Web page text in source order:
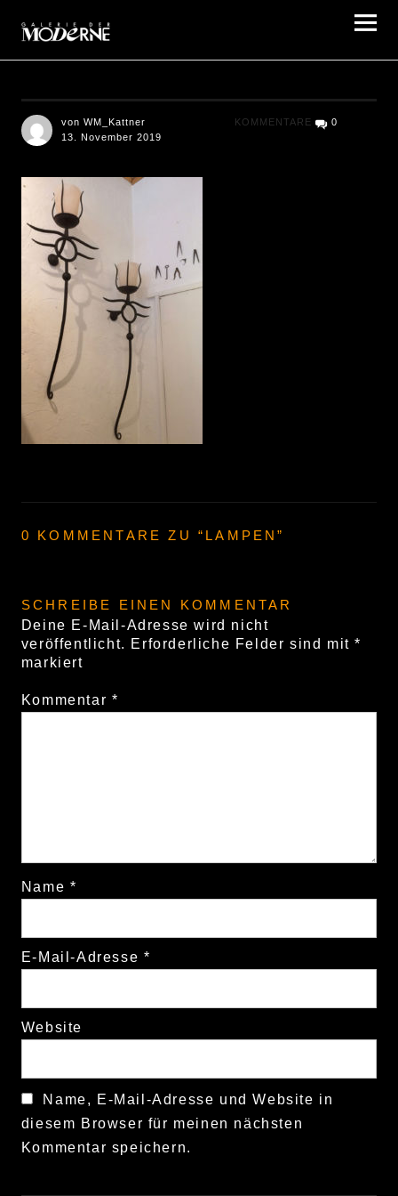
von WM_Kattner
13. November 2019
KOMMENTARE 0
0 KOMMENTARE ZU “ LAMPEN”
SCHREIBE EINEN KOMMENTAR
Deine E-Mail-Adresse wird nicht
veröffentlicht. Erforderliche Felder sind mit*
markiert
Kommentar *
Name *
E-Mail-Adresse *
Website
Name, E-Mail-Adresse und Website in
diesem Browser für meinen nächsten
Kommentar speichern.